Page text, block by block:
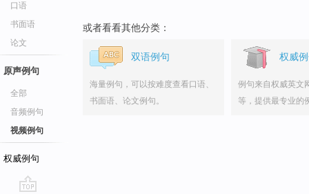
口语
书面语
论文
原声例句
全部
音频例句
视频例句
权威例句
或者看看其他分类：
双语例句
海量例句，可以按难度查看口语、
书面语、论文例句。
权威
例句来自权威英文
等，提供最专业的